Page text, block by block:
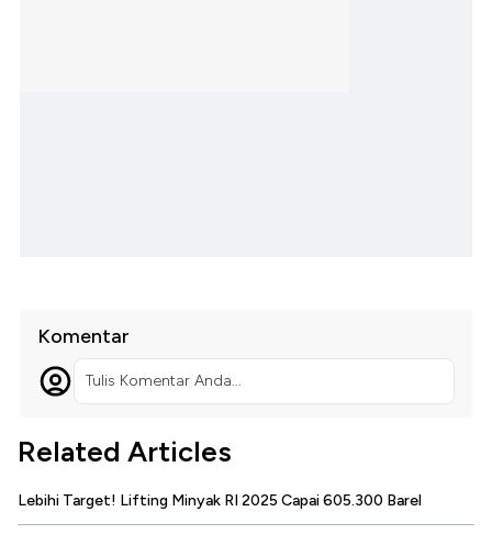
Komentar
Tulis Komentar Anda...
Related Articles
Lebihi Target! Lifting Minyak RI 2025 Capai 605.300 Barel